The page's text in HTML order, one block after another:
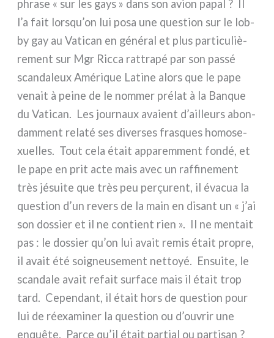
phra­se « sur les gays » dans son avion papal ? Il
l’a fait lorsqu’on lui posa une que­stion sur le lob­
by gay au Vatican en géné­ral et plus par­ti­cu­liè­
re­ment sur Mgr Ricca rat­tra­pé par son pas­sé
scan­da­leux Amérique Latine alors que le pape
venait à pei­ne de le nom­mer pré­lat à la Banque
du Vatican. Les jour­naux ava­ient d’ailleurs abon­
dam­ment rela­té ses diver­ses fra­sques homo­se­
xuel­les. Tout cela était appa­rem­ment fon­dé, et
le pape en prit acte mais avec un raf­fi­ne­ment
très jésui­te que très peu perçu­rent, il éva­cua la
que­stion d’un revers de la main en disant un « j’ai
son dos­sier et il ne con­tient rien ». Il ne men­tait
pas : le dos­sier qu’on lui avait remis était pro­pre,
il avait été soi­gneu­se­ment net­toyé. Ensuite, le
scan­da­le avait refait sur­fa­ce mais il était trop
tard. Cependant, il était hors de que­stion pour
lui de rée­xa­mi­ner la que­stion ou d’ouvrir une
enquê­te. Parce qu’il était par­tial ou par­ti­san ?